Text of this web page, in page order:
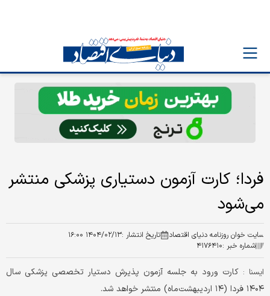
فردا؛ کارت آزمون دستیاری پزشکی منتشر
می‌شود
سایت خوان روزنامه دنیای اقتصاد تاریخ انتشار :۱۴۰۴/۰۲/۱۳ ۱۶:۰۰
شماره خبر :۴۱۷۶۴۱۰
ايسنا : کارت ورود به جلسه آزمون پذیرش دستیار تخصصی پزشکی سال
۱۴۰۴ فردا (۱۴ اردیبهشت‌ماه) منتشر خواهد شد.